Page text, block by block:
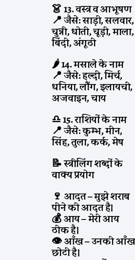
👗 13. वस्त्र व आभूषण
📍 जैसे: साड़ी, सलवार,
चुन्नी, धोती, चूड़ी, माला,
बिंदी, अंगूठी
🌶️ 14. मसाले के नाम
📍 जैसे: हल्दी, मिर्च,
धनिया, लौंग, इलायची,
अजवाइन, चाय
♎15. राशियों के नाम
📍 जैसे: कुम्भ, मीन,
सिंह, तुला, कर्क, मेष
📝 स्त्रीलिंग शब्दों के
वाक्य प्रयोग
🍷 आदत – मुझे शराब
पीने की आदत है।
💰 आय – मेरी आय
ठीक है।
👁️ आँख – उनकी आँख
छोटी है।